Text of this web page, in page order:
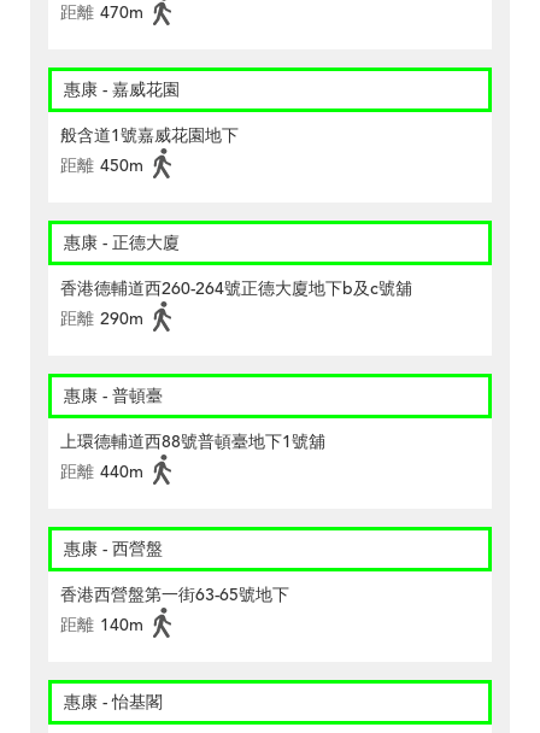
距離 470m
惠康 - 嘉威花園
般含道1號嘉威花園地下
距離 450m
惠康 - 正德大廈
香港德輔道西260-264號正德大廈地下b及c號舖
距離 290m
惠康 - 普頓臺
上環德輔道西88號普頓臺地下1號舖
距離 440m
惠康 - 西營盤
香港西營盤第一街63-65號地下
距離 140m
惠康 - 怡基閣